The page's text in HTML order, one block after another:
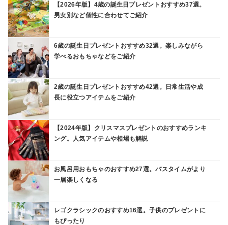
【2026年版】4歳の誕生日プレゼントおすすめ37選。
男女別など個性に合わせてご紹介
6歳の誕生日プレゼントおすすめ32選。楽しみながら
学べるおもちゃなどをご紹介
2歳の誕生日プレゼントおすすめ42選。日常生活や成
長に役立つアイテムをご紹介
【2024年版】クリスマスプレゼントのおすすめランキ
ング。人気アイテムや相場も解説
お風呂用おもちゃのおすすめ27選。バスタイムがより
一層楽しくなる
レゴクラシックのおすすめ16選。子供のプレゼントに
もぴったり